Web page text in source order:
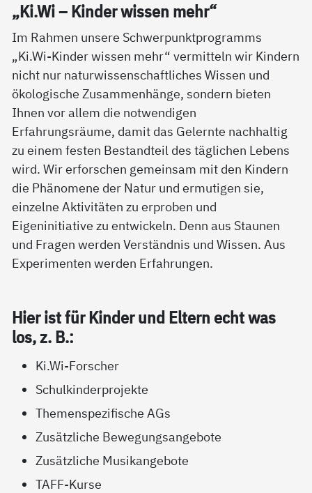
„Ki.Wi – Kin­der wis­sen mehr“
Im Rahmen unsere Schwerpunktprogramms
„Ki.Wi-Kinder wissen mehr“ vermitteln wir Kindern
nicht nur naturwissenschaftliches Wissen und
ökologische Zusammenhänge, sondern bieten
Ihnen vor allem die notwendigen
Erfahrungsräume, damit das Gelernte nachhaltig
zu einem festen Bestandteil des täglichen Lebens
wird. Wir erforschen gemeinsam mit den Kindern
die Phänomene der Natur und ermutigen sie,
einzelne Aktivitäten zu erproben und
Eigeninitiative zu entwickeln. Denn aus Staunen
und Fragen werden Verständnis und Wissen. Aus
Experimenten werden Erfahrungen.
Hier ist für Kin­der und El­tern echt was
los, z. B.:
Ki.Wi-Forscher
Schulkinderprojekte
Themenspezifische AGs
Zusätzliche Bewegungsangebote
Zusätzliche Musikangebote
TAFF-Kurse